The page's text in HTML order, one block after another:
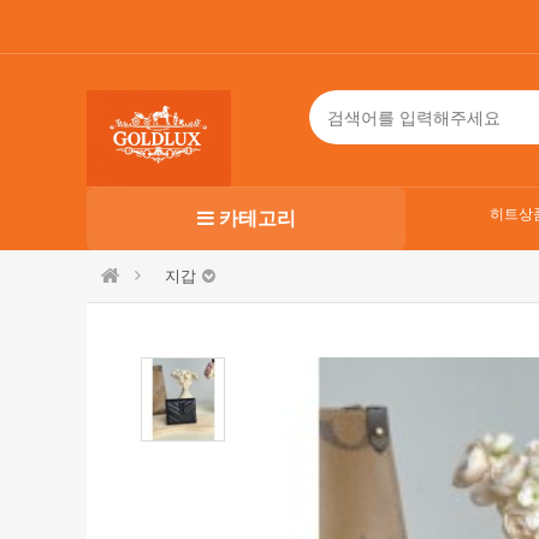
카테고리 히트상
지갑